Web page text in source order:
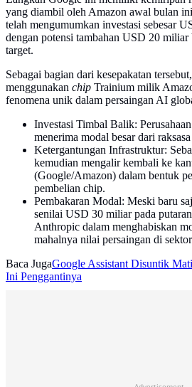
yang diambil oleh Amazon awal bulan
telah mengumumkan investasi sebesar
dengan potensi tambahan USD 20 miliar
target.
Sebagai bagian dari kesepakatan
menggunakan chip Trainium milik
fenomena unik dalam persaingan AI
Investasi Timbal Balik:
menerima modal besar dari
Ketergantungan Infrastruktur:
kemudian mengalir kembali ke
(Google/Amazon) dalam bentuk
pembelian chip.
Pembakaran Modal: Meski baru
senilai USD 30 miliar pada
Anthropic dalam menghabiskan
mahalnya nilai persaingan di
Baca JugaGoogle Assistant Disuntik
Ini Penggantinya